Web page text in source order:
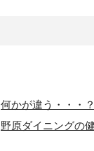
何かが違う・・・
野原ダイニングの